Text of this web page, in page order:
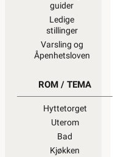
guider
Ledige
stillinger
Varsling og
Åpenhetsloven
ROM / TEMA
Hyttetorget
Uterom
Bad
Kjøkken